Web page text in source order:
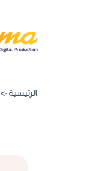
الرئيسية ->